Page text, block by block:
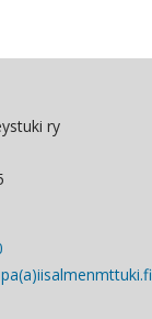
ry